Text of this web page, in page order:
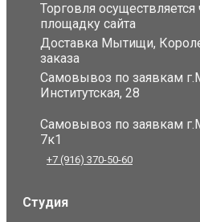
Торговля осуществляется
площадку сайта
Доставка Мытищи,
заказа
Самовывоз по заявкам
Институтская, 28
Самовывоз по заявкам
7к1
+7 (916) 370-50-60
Студия